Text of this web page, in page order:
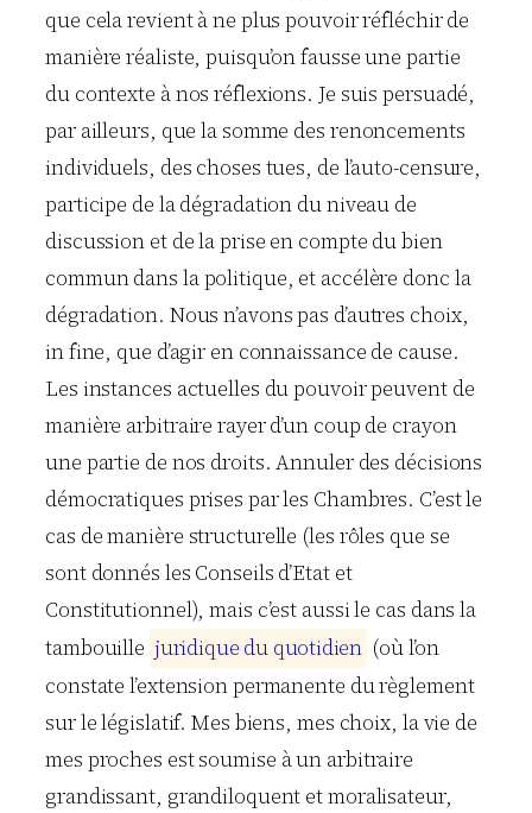
que cela revient à ne plus pouvoir réfléchir de
manière réaliste, puisqu’on fausse une partie
du contexte à nos réflexions. Je suis persuadé,
par ailleurs, que la somme des renoncements
individuels, des choses tues, de l’auto-censure,
participe de la dégradation du niveau de
discussion et de la prise en compte du bien
commun dans la politique, et accélère donc la
dégradation. Nous n’avons pas d’autres choix,
in fine, que d’agir en connaissance de cause.
Les instances actuelles du pouvoir peuvent de
manière arbitraire rayer d’un coup de crayon
une partie de nos droits. Annuler des décisions
démocratiques prises par les Chambres. C’est le
cas de manière structurelle (les rôles que se
sont donnés les Conseils d’Etat et
Constitutionnel), mais c’est aussi le cas dans la
tambouille juridique du quotidien (où l’on
constate l’extension permanente du règlement
sur le législatif. Mes biens, mes choix, la vie de
mes proches est soumise à un arbitraire
grandissant, grandiloquent et moralisateur,